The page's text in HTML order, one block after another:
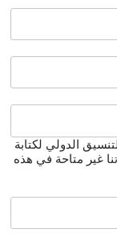
الدولي لكتابة
غير متاحة في هذه